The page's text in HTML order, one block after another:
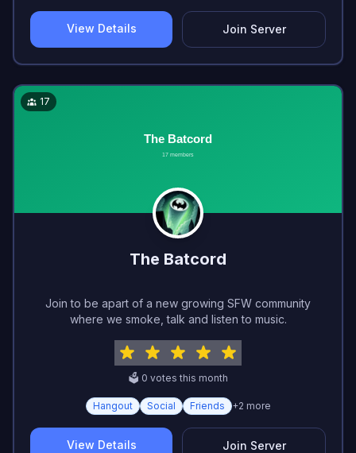
View Details Join Server
17
The Batcord
Join to be apart of a new growing SFW community
where we smoke, talk and listen to music.
🗳️ 0 votes this month
Hangout Social Friends +2 more
View Details Join Server